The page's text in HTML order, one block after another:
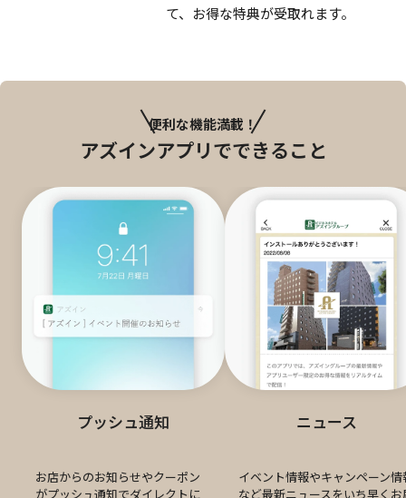
て、お得な特典が受取れます。
便利な機能満載！
アズインアプリでできること
プッシュ通知
お店からのお知らせやクーポン
がプッシュ通知でダイレクトに
ニュース
イベント情報やキャンペーン情
など最新ニュースをいち早くお